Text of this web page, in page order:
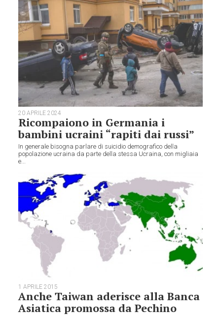
20 APRILE 2024
Ricompaiono in Germania i
bambini ucraini “rapiti dai russi”
In generale bisogna parlare di suicidio demografico della
popolazione ucraina da parte della stessa Ucraina, con migliaia
e...
1 APRILE 2015
Anche Taiwan aderisce alla Banca
Asiatica promossa da Pechino